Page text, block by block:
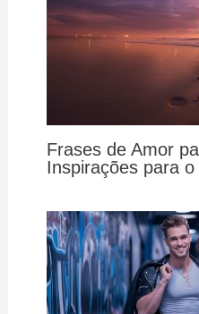
Frases de Amor
Inspirações para